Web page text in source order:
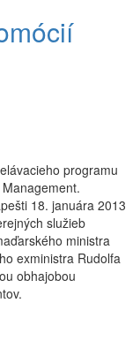
programu
18. januára 2013
služieb
ministra
exministra Rudolfa
obhajobou